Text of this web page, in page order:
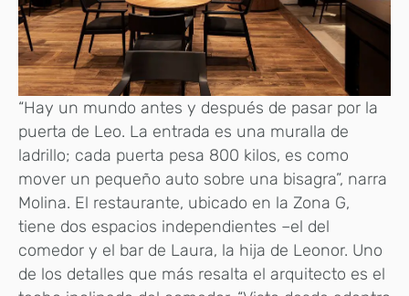
“Hay un mundo antes y después de pasar por la
puerta de Leo. La entrada es una muralla de
ladrillo; cada puerta pesa 800 kilos, es como
mover un pequeño auto sobre una bisagra”, narra
Molina. El restaurante, ubicado en la Zona G,
tiene dos espacios independientes –el del
comedor y el bar de Laura, la hija de Leonor. Uno
de los detalles que más resalta el arquitecto es el